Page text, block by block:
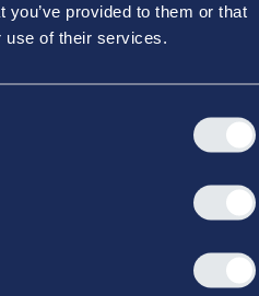
you’ve provided to them or that
use of their services.
2026